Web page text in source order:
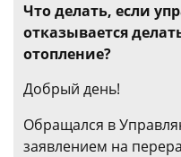
Что делать, если
отказывается
отопление?
Добрый день!
Обращался в
заявлением на